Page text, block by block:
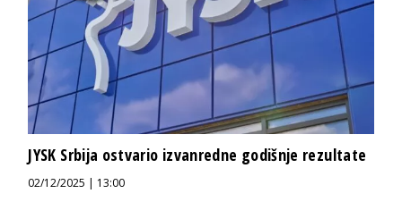
JYSK Srbija ostvario izvanredne godišnje rezultate
02/12/2025 | 13:00